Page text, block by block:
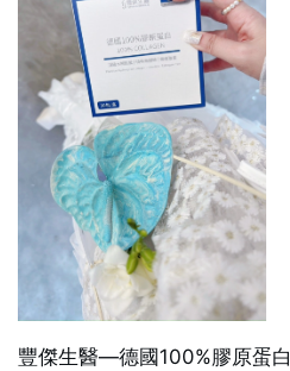
豐傑生醫—德國100%膠原蛋白